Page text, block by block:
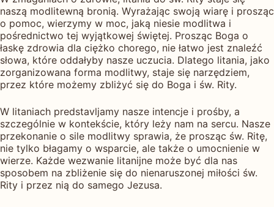
naszą modlitewną bronią. Wyrażając swoją wiarę i prosząc
o pomoc, wierzymy w moc, jaką niesie modlitwa i
pośrednictwo tej wyjątkowej świętej. Prosząc Boga o
łaskę zdrowia dla ciężko chorego, nie łatwo jest znaleźć
słowa, które oddałyby nasze uczucia. Dlatego litania, jako
zorganizowana forma modlitwy, staje się narzędziem,
przez które możemy zbliżyć się do Boga i św. Rity.
W litaniach predstavljamy nasze intencje i prośby, a
szczególnie w kontekście, który leży nam na sercu. Nasze
przekonanie o sile modlitwy sprawia, że prosząc św. Ritę,
nie tylko błagamy o wsparcie, ale także o umocnienie w
wierze. Każde wezwanie litanijne może być dla nas
sposobem na zbliżenie się do nienaruszonej miłości św.
Rity i przez nią do samego Jezusa.